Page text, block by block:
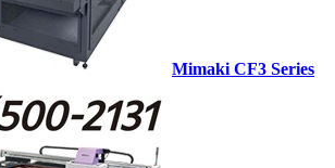
Mimaki CF3 Series